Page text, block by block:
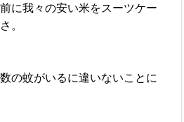
に我々の安い米をスーツケー
。
の蚊がいるに違いないことに